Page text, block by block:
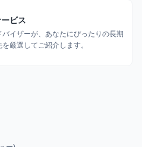
ビス
バイザーが、あなたにぴったりの長期
厳選してご紹介します。